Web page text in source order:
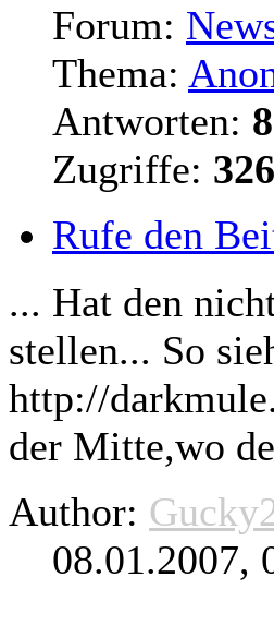
Forum:
Thema:
Antworten: 8
Zugriffe:
Rufe den
... Hat den
stellen... So
http://
der Mitte,wo
Author:
08.01.2007,